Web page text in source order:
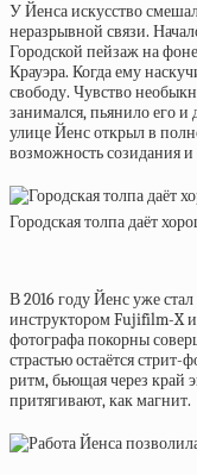
У Йенса искусство
неразрывной связи.
Городской пейзаж на
Крауэра. Когда ему
свободу. Чувство
занимался, пьянило его
улице Йенс открыл в
возможность созидания
Городская толпа даёт
В 2016 году Йенс уже
инструктором Fujifilm-X и
фотографа покорны
страстью остаётся
ритм, бьющая через край
притягивают, как магнит.